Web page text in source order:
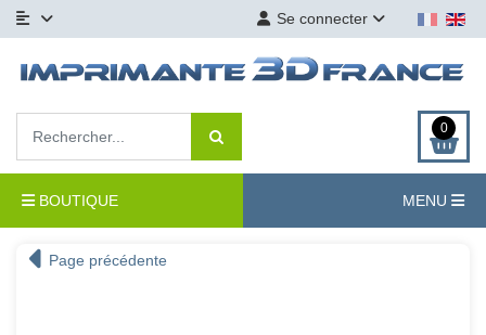
Se connecter
0
BOUTIQUE MENU
Page précédente